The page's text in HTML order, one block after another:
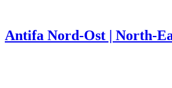
Antifa Nord-Ost | North-